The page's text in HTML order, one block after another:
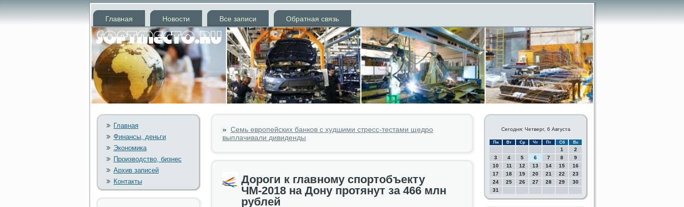
Главная Новости Все записи Обратная связь
Главная
Финансы, деньги
Экономика
Производство, бизнес
Архив записей
Контакты
» Семь европейских банков с худшими стресс-тестами щедро
выплачивали дивиденды
Дороги к главному спортобъекту
ЧМ-2018 на Дону протянут за 466 млн
рублей
Сегодня: Четверг, 6 Августа
Пн Вт Ср Чт Пт Сб Вс
1
2
3
4 5 6 7 8
9
10
11 12 13 14 15
16
17
18 19 20 21 22
23
24
25 26 27 28 29
30
31